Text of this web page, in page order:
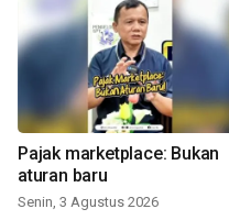
Pajak marketplace: Bukan
aturan baru
Senin, 3 Agustus 2026